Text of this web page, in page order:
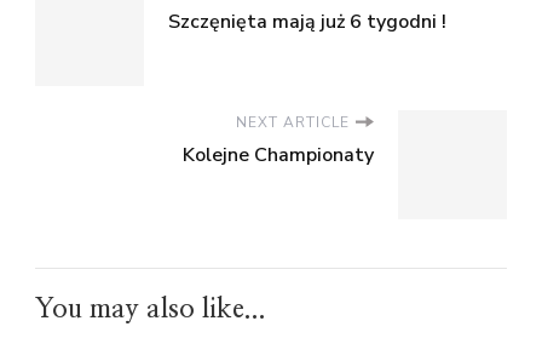
Szczęnięta mają już 6 tygodni !
NEXT ARTICLE
Kolejne Championaty
You may also like...